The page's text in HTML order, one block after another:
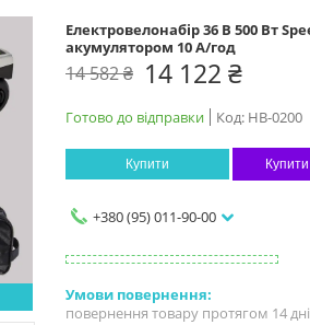
Електровелонабір 36 В 500 Вт
акумулятором 10 А/год
14 582 ₴ 14 122 ₴
Готово до відправки Код: НВ-0200
Купити Купити
+380 (95) 011-90-00
повернення товару протягом 14